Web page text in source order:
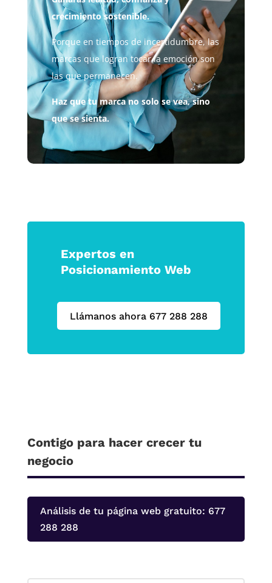
crecimiento sostenible.
Porque en tiempos de incertidumbre, las
marcas que logran tocar la emoción son
las que permanecen.
Haz que tu marca no solo se vea, sino
que se sienta.
Expertos en
Posicionamiento Web
Llámanos ahora 677 288 288
Contigo para hacer crecer tu
negocio
Análisis de tu página web gratuito: 677
288 288